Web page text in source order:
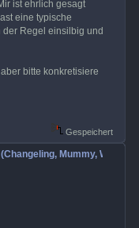
ist ehrlich gesagt
eine typische
der Regel einsilbig und
bitte konkretisiere
Gespeichert
Mummy, Wrath